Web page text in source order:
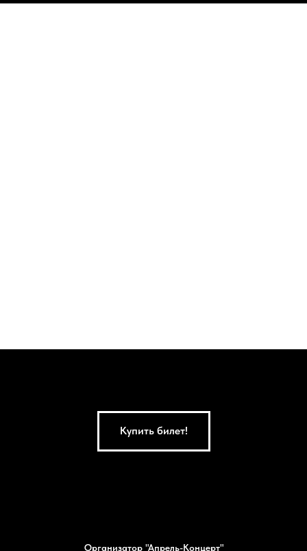
Купить билет!
Организатор "Апрель-Концерт"